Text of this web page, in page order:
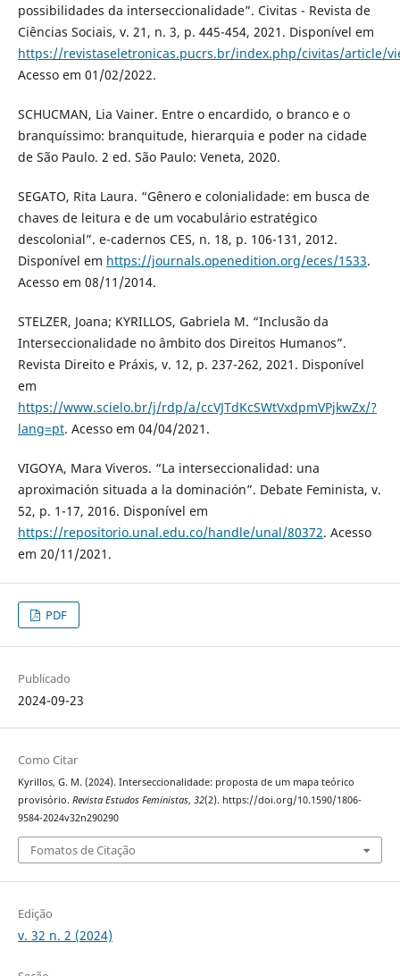
possibilidades da interseccionalidade”. Civitas - Revista de
Ciências Sociais, v. 21, n. 3, p. 445-454, 2021. Disponível em
https://revistaseletronicas.pucrs.br/index.php/civitas/article/
Acesso em 01/02/2022.
SCHUCMAN, Lia Vainer. Entre o encardido, o branco e o
branquíssimo: branquitude, hierarquia e poder na cidade
de São Paulo. 2 ed. São Paulo: Veneta, 2020.
SEGATO, Rita Laura. “Gênero e colonialidade: em busca de
chaves de leitura e de um vocabulário estratégico
descolonial”. e-cadernos CES, n. 18, p. 106-131, 2012.
Disponível em https://journals.openedition.org/eces/1533.
Acesso em 08/11/2014.
STELZER, Joana; KYRILLOS, Gabriela M. “Inclusão da
Interseccionalidade no âmbito dos Direitos Humanos”.
Revista Direito e Práxis, v. 12, p. 237-262, 2021. Disponível
em
https://www.scielo.br/j/rdp/a/ccVJTdKcSWtVxdpmVPjkwZx/?
lang=pt. Acesso em 04/04/2021.
VIGOYA, Mara Viveros. “La interseccionalidad: una
aproximación situada a la dominación”. Debate Feminista, v.
52, p. 1-17, 2016. Disponível em
https://repositorio.unal.edu.co/handle/unal/80372. Acesso
em 20/11/2021.
PDF
Publicado
2024-09-23
Como Citar
Kyrillos, G. M. (2024). Interseccionalidade: proposta de um mapa teórico
provisório. Revista Estudos Feministas, 32(2). https://doi.org/10.1590/1806-
9584-2024v32n290290
Fomatos de Citação
Edição
v. 32 n. 2 (2024)